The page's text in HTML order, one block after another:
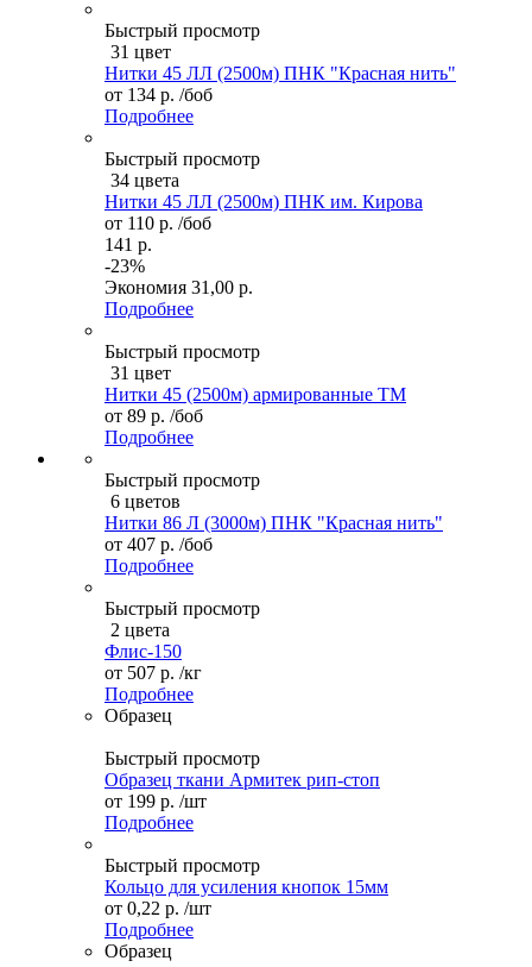
Быстрый просмотр
31 цвет
Нитки 45 ЛЛ (2500м) ПНК "Красная нить"
от 134 р. /боб
Подробнее
Быстрый просмотр
34 цвета
Нитки 45 ЛЛ (2500м) ПНК им. Кирова
от 110 р. /боб
141 р.
-23%
Экономия 31,00 р.
Подробнее
Быстрый просмотр
31 цвет
Нитки 45 (2500м) армированные ТМ
от 89 р. /боб
Подробнее
Быстрый просмотр
6 цветов
Нитки 86 Л (3000м) ПНК "Красная нить"
от 407 р. /боб
Подробнее
Быстрый просмотр
2 цвета
Флис-150
от 507 р. /кг
Подробнее
Образец
Быстрый просмотр
Образец ткани Армитек рип-стоп
от 199 р. /шт
Подробнее
Быстрый просмотр
Кольцо для усиления кнопок 15мм
от 0,22 р. /шт
Подробнее
Образец